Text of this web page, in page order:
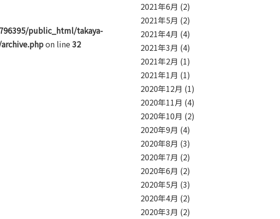
public_html/takaya-
on line32
2021年6月 (2)
2021年5月 (2)
2021年4月 (4)
2021年3月 (4)
2021年2月 (1)
2021年1月 (1)
2020年12月 (1)
2020年11月 (4)
2020年10月 (2)
2020年9月 (4)
2020年8月 (3)
2020年7月 (2)
2020年6月 (2)
2020年5月 (3)
2020年4月 (2)
2020年3月 (2)